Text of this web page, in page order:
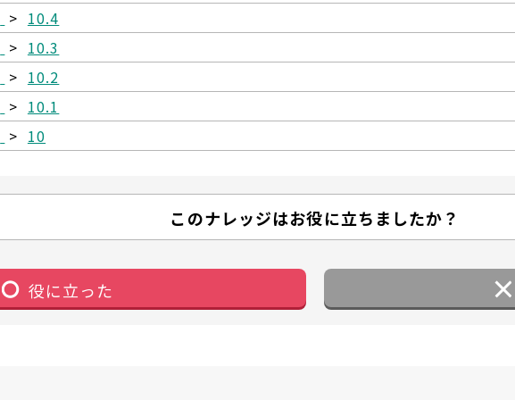
> 10.4
> 10.3
> 10.2
> 10.1
> 10
このナレッジはお役に立ちましたか？
役に立った